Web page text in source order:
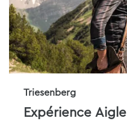
Triesenberg
Expérience Aigle